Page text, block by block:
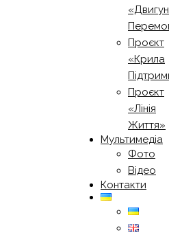
Проєкт
«Крила
Проєкт
«Лінія
Життя»
Мультимедіа
Фото
Відео
Контакти